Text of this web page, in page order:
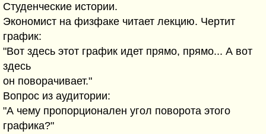
Студенческие истории.
Экономист на физфаке читает лекцию. Чертит
график:
"Вот здесь этот график идет прямо, прямо... А вот
здесь
он поворачивает."
Вопрос из аудитории:
"А чему пропорционален угол поворота этого
графика?"